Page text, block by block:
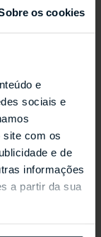
os cookies
e
sociais e
site com os
e de
informações
a partir da sua
respeito
além dos
o seu
se Parceira
torneios
do
os torneios